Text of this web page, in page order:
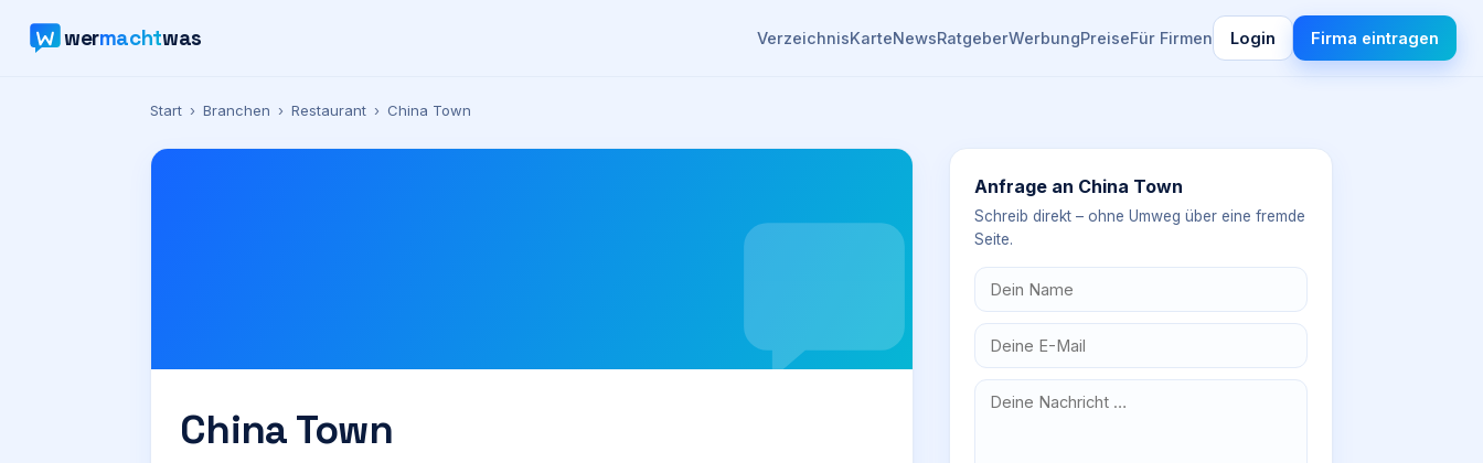
wermachtwas VerzeichnisKarteNewsRatgeberWerbungPreiseFür Firmen Login Firma eintragen
Start › Branchen › Restaurant › China Town
China Town
Anfrage an China Town
Schreib direkt – ohne Umweg über eine fremde
Seite.